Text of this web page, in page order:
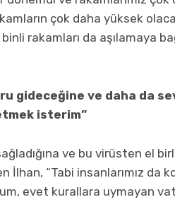
çok daha yüksek
rakamları da aşılamaya
gideceğine ve daha da
isterim”
ve bu virüsten el
İlhan, “Tabi insanlarımız da
evet kurallara uymayan